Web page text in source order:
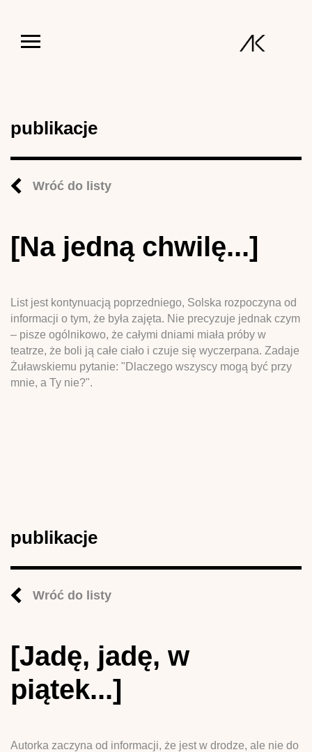
publikacje
Wróć do listy
[Na jedną chwilę...]
List jest kontynuacją poprzedniego, Solska rozpoczyna od
informacji o tym, że była zajęta. Nie precyzuje jednak czym
– pisze ogólnikowo, że całymi dniami miała próby w
teatrze, że boli ją całe ciało i czuje się wyczerpana. Zadaje
Żuławskiemu pytanie: "Dlaczego wszyscy mogą być przy
mnie, a Ty nie?".
publikacje
Wróć do listy
[Jadę, jadę, w
piątek...]
Autorka zaczyna od informacji, że jest w drodze, ale nie do